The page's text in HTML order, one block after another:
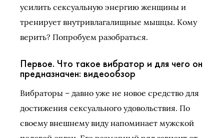
усилить сексуальную энергию женщины и
тренирует внутривлагалищные мышцы. Кому
верить? Попробуем разобраться.
Первое. Что такое вибратор и для чего он
предназначен: видеообзор
Вибраторы – давно уже не новое средство для
достижения сексуального удовольствия. По
своему внешнему виду напоминает мужской